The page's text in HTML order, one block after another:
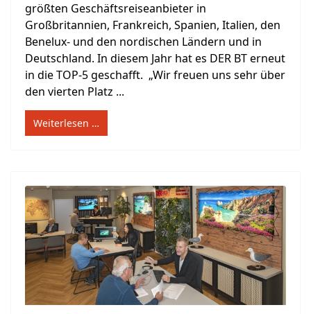
größten Geschäftsreiseanbieter in
Großbritannien, Frankreich, Spanien, Italien, den
Benelux- und den nordischen Ländern und in
Deutschland. In diesem Jahr hat es DER BT erneut
in die TOP-5 geschafft. „Wir freuen uns sehr über
den vierten Platz ...
Weiterlesen …